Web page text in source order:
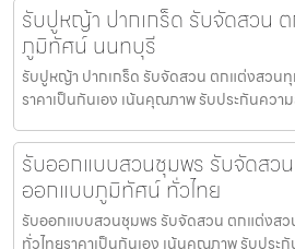
รับปูหญ้า ปากเกร็ด รับจัดสวน
ภูมิทัศน์ นนทบุรี
รับปูหญ้า ปากเกร็ด รับจัดสวน ตกแต่งสว
ราคาเป็นกันเอง เน้นคุณภาพ รับประกันคว
รับออกแบบสวนชุมพร รับจัดสว
ออกแบบภูมิทัศน์ ทั่วไทย
รับออกแบบสวนชุมพร รับจัดสวน ตกแต่งส
ทั่วไทยราคาเป็นกันเอง เน้นคุณภาพ รับประ